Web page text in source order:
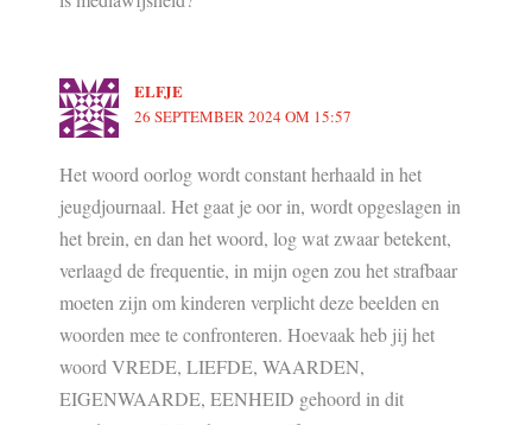
ELFJE
26 SEPTEMBER 2024 OM 15:57
Het woord oorlog wordt constant herhaald in het
jeugdjournaal. Het gaat je oor in, wordt opgeslagen in
het brein, en dan het woord, log wat zwaar betekent,
verlaagd de frequentie, in mijn ogen zou het strafbaar
moeten zijn om kinderen verplicht deze beelden en
woorden mee te confronteren. Hoevaak heb jij het
woord VREDE, LIEFDE, WAARDEN,
EIGENWAARDE, EENHEID gehoord in dit